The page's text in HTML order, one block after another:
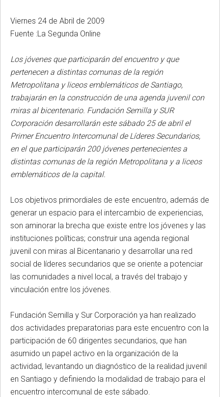
Viernes 24 de Abril de 2009
Fuente :La Segunda Online
Los jóvenes que participarán del encuentro y que
pertenecen a distintas comunas de la región
Metropolitana y liceos emblemáticos de Santiago,
trabajarán en la construcción de una agenda juvenil con
miras al bicentenario. Fundación Semilla y SUR
Corporación desarrollarán este sábado 25 de abril el
Primer Encuentro Intercomunal de Líderes Secundarios,
en el que participarán 200 jóvenes pertenecientes a
distintas comunas de la región Metropolitana y a liceos
emblemáticos de la capital.
Los objetivos primordiales de este encuentro, además de
generar un espacio para el intercambio de experiencias,
son aminorar la brecha que existe entre los jóvenes y las
instituciones políticas; construir una agenda regional
juvenil con miras al Bicentanario y desarrollar una red
social de líderes secundarios que se oriente a potenciar
las comunidades a nivel local, a través del trabajo y
vinculación entre los jóvenes.
Fundación Semilla y Sur Corporación ya han realizado
dos actividades preparatorias para este encuentro con la
participación de 60 dirigentes secundarios, que han
asumido un papel activo en la organización de la
actividad, levantando un diagnóstico de la realidad juvenil
en Santiago y definiendo la modalidad de trabajo para el
encuentro intercomunal de este sábado.